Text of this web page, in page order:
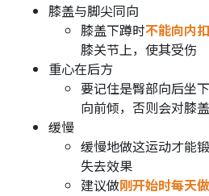
膝盖与脚尖同向
膝盖下蹲时不能向内
膝关节上，使其受伤
重心在后方
要记住是臀部向后坐
向前倾，否则会对膝
缓慢
缓慢地做这运动才能
失去效果
建议做刚开始时每天